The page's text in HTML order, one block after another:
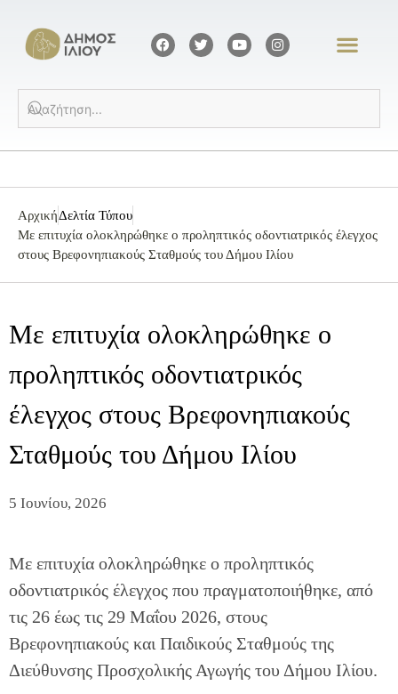
ΑρχικήΔελτία Τύπου
Με επιτυχία ολοκληρώθηκε ο προληπτικός οδοντιατρικός έλεγχος
στους Βρεφονηπιακούς Σταθμούς του Δήμου Ιλίου
Με επιτυχία ολοκληρώθηκε ο
προληπτικός οδοντιατρικός
έλεγχος στους Βρεφονηπιακούς
Σταθμούς του Δήμου Ιλίου
5 Ιουνίου, 2026
Με επιτυχία ολοκληρώθηκε ο προληπτικός
οδοντιατρικός έλεγχος που πραγματοποιήθηκε, από
τις 26 έως τις 29 Μαΐου 2026, στους
Βρεφονηπιακούς και Παιδικούς Σταθμούς της
Διεύθυνσης Προσχολικής Αγωγής του Δήμου Ιλίου.